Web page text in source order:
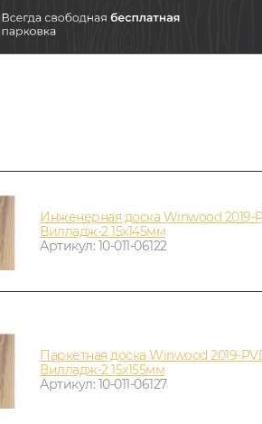
Инженерная доска Winwood 2019-
Вилладж-2 15х145мм
Артикул: 10-011-06122
Паркетная доска Winwood 2019-
Вилладж-2 15х155мм
Артикул: 10-011-06127